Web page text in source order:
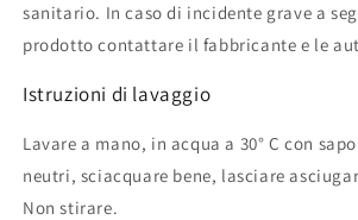
sanitario. In caso di incidente grave a
prodotto contattare il fabbricante e le
Istruzioni di lavaggio
Lavare a mano, in acqua a 30° C con
neutri, sciacquare bene, lasciare
Non stirare.